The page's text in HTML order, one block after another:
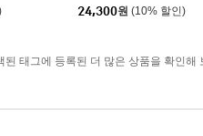
24,300원 (10% 할인)
된 태그에 등록된 더 많은 상품을 확인해